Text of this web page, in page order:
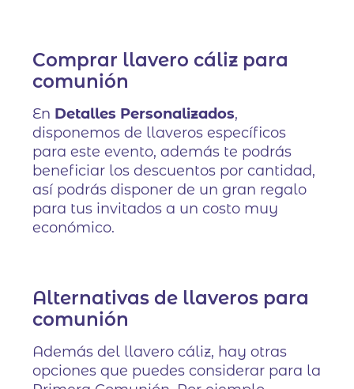
Comprar llavero cáliz para
comunión
En Detalles Personalizados,
disponemos de llaveros específicos
para este evento, además te podrás
beneficiar los descuentos por cantidad,
así podrás disponer de un gran regalo
para tus invitados a un costo muy
económico.
Alternativas de llaveros para
comunión
Además del llavero cáliz, hay otras
opciones que puedes considerar para la